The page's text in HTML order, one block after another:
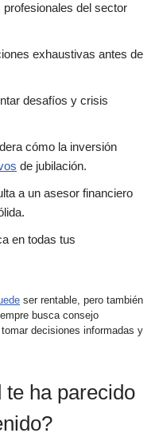
del sector
exhaustivas antes de
desafíos y crisis
cómo la inversión
de jubilación.
a un asesor financiero
en todas tus
ser rentable, pero también
busca consejo
decisiones informadas y
ha parecido